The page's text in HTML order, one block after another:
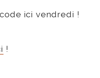
ici vendredi !
!